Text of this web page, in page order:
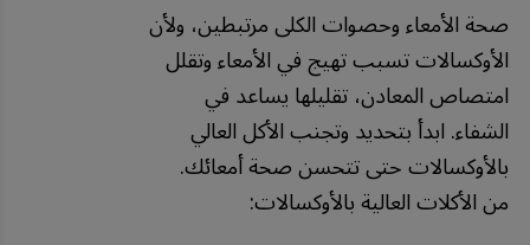
صحة الأمعاء وحصوات الكلى مرتبطين، ولأن
الأوكسالات تسبب تهيج في الأمعاء وتقلل
امتصاص المعادن، تقليلها يساعد في
الشفاء. ابدأ بتحديد وتجنب الأكل العالي
بالأوكسالات حتى تتحسن صحة أمعائك.
من الأكلات العالية بالأوكسالات: